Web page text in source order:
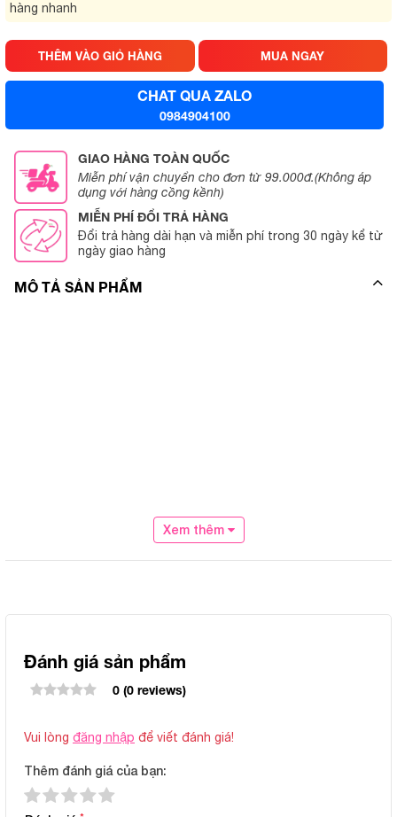
hàng nhanh
THÊM VÀO GIỎ HÀNG MUA NGAY
CHAT QUA ZALO
0984904100
GIAO HÀNG TOÀN QUỐC
Miễn phí vận chuyển cho đơn từ 99.000đ.(Không áp
dụng với hàng cồng kềnh)
MIỄN PHÍ ĐỔI TRẢ HÀNG
Đổi trả hàng dài hạn và miễn phí trong 30 ngày kể từ
ngày giao hàng
MÔ TẢ SẢN PHẨM
Xem thêm
Đánh giá sản phẩm
0 (0 reviews)
Vui lòng đăng nhập để viết đánh giá!
Thêm đánh giá của bạn: